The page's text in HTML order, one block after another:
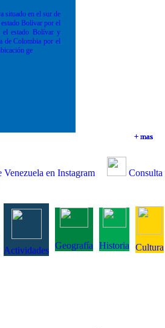
+ mas
+ mas
+ mas
situado en el sur de
Bolívar por el
el estado Bolívar y
de Colombia por el
ge
+ mas
Venezuela en Instagram
Consulta
Actividades Geografía Historia Cultura